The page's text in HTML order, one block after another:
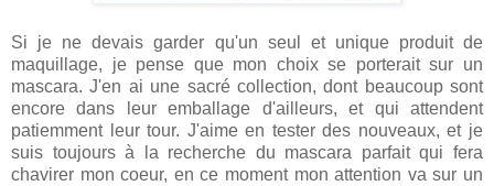
Si je ne devais garder qu'un seul et unique produit de
maquillage, je pense que mon choix se porterait sur un
mascara. J'en ai une sacré collection, dont beaucoup sont
encore dans leur emballage d'ailleurs, et qui attendent
patiemment leur tour. J'aime en tester des nouveaux, et je
suis toujours à la recherche du mascara parfait qui fera
chavirer mon coeur, en ce moment mon attention va sur un